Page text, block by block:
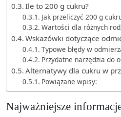
Ile to 200 g cukru?
Jak przeliczyć 200 g
Wartości dla różnych
Wskazówki dotyczące
Typowe błędy w
Przydatne narzędzia do
Alternatywy dla cukru w
Powiązane wpisy:
Najważniejsze